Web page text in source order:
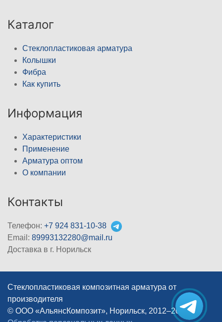
Каталог
Стеклопластиковая арматура
Колышки
Фибра
Как купить
Информация
Характеристики
Применение
Арматура оптом
О компании
Контакты
Телефон: +7 924 831-10-38
Email: 89993132280@mail.ru
Доставка в г. Норильск
Стеклопластиковая композитная арматура от
производителя
© ООО «АльянсКомпозит», Норильск, 2012–2026